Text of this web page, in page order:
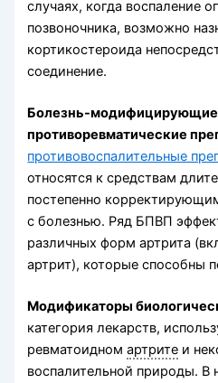
случаях, когда воспаление
позвоночника, возможно
кортикостероида
соединение.
Болезнь-модифицирующие
противоревматические
противовоспалительные
относятся к средствам
постепенно
с болезнью. Ряд БПВП
различных форм артрита
артрит), которые способны
Модификаторы
категория лекарств,
ревматоидномартрите и
воспалительной природы. В